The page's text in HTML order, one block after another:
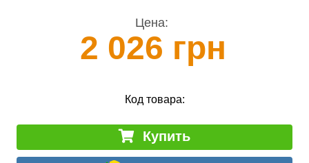
Цена:
2 026 грн
Код товара:
Купить